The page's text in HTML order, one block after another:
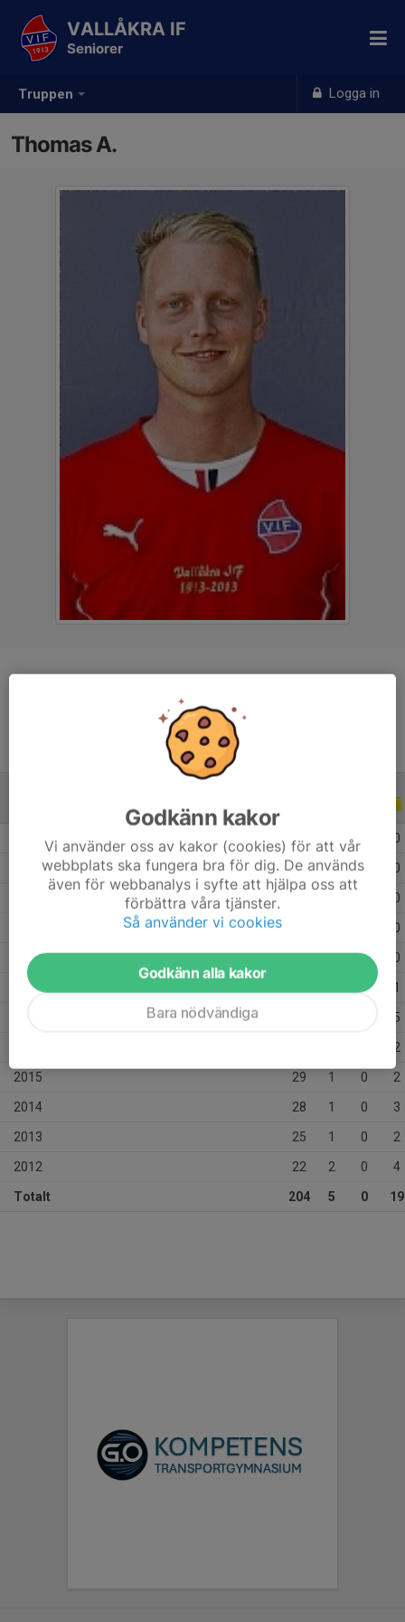
Truppen Logga in
VALLÅKRA IF
Seniorer
Thomas A.
ALLA ÅR
12 0 0
2022 8 0 0 0
0
0
2019 4 0 0 0
2018 0 1
5
2
2015 29 1 0 2
2014 28 1 0 3
2013 25 1 0 2
2012 22 2 0 4
Totalt 204 5 0 19
Godkänn kakor
Vi använder oss av kakor (cookies) för att vår
webbplats ska fungera bra för dig. De används
även för webbanalys i syfte att hjälpa oss att
förbättra våra tjänster.
Så använder vi cookies
Godkänn alla kakor
Bara nödvändiga